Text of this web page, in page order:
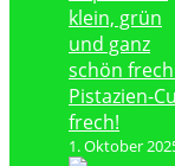
Pistazien-
frech!
1. Oktober